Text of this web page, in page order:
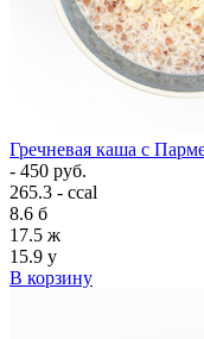
Гречневая каша с
- 450 руб.
265.3 - ccal
8.6 б
17.5 ж
15.9 у
В корзину